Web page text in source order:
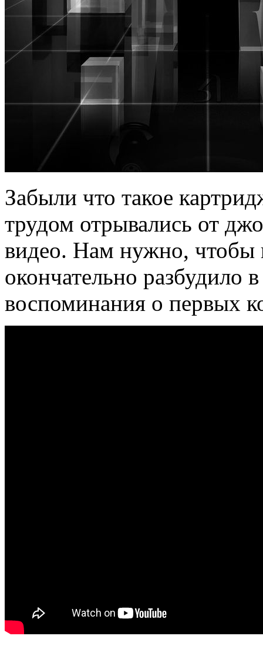
Забыли что такое
трудом отрывались от
видео. Нам нужно, чтобы
окончательно разбудило
воспоминания о первых